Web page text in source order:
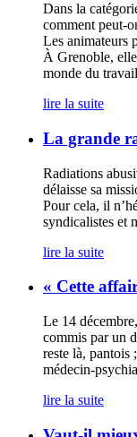
Dans la
comment peut-
Les animateurs
À Grenoble,
monde du
lire la suite
La grande
Radiations
délaisse sa
Pour cela, il
syndicalistes et
lire la suite
« Cette
Le 14
commis par un
reste là, pantois
médecin-
lire la suite